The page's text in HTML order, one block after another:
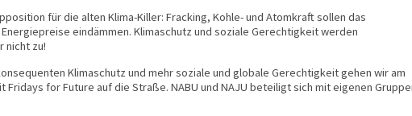
für die alten Klima-Killer: Fracking, Kohle- und Atomkraft sollen das
eindämmen. Klimaschutz und soziale Gerechtigkeit werden
nicht zu!
Klimaschutz und mehr soziale und globale Gerechtigkeit gehen wir am
for Future auf die Straße. NABU und NAJU beteiligt sich mit eigenen